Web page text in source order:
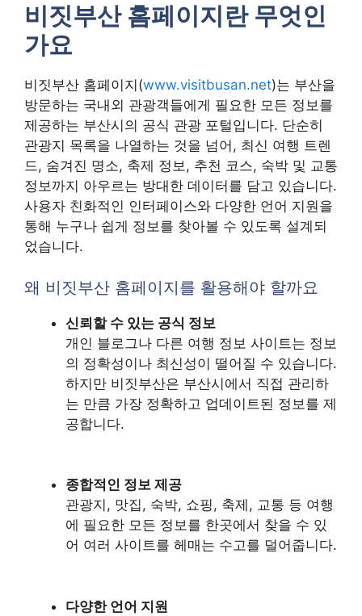
비짓부산 홈페이지란 무엇인
가요
비짓부산 홈페이지(www.visitbusan.net)는 부산을
방문하는 국내외 관광객들에게 필요한 모든 정보를
제공하는 부산시의 공식 관광 포털입니다. 단순히
관광지 목록을 나열하는 것을 넘어, 최신 여행 트렌
드, 숨겨진 명소, 축제 정보, 추천 코스, 숙박 및 교통
정보까지 아우르는 방대한 데이터를 담고 있습니다.
사용자 친화적인 인터페이스와 다양한 언어 지원을
통해 누구나 쉽게 정보를 찾아볼 수 있도록 설계되
었습니다.
왜 비짓부산 홈페이지를 활용해야 할까요
신뢰할 수 있는 공식 정보
개인 블로그나 다른 여행 정보 사이트는 정보
의 정확성이나 최신성이 떨어질 수 있습니다.
하지만 비짓부산은 부산시에서 직접 관리하
는 만큼 가장 정확하고 업데이트된 정보를 제
공합니다.
종합적인 정보 제공
관광지, 맛집, 숙박, 쇼핑, 축제, 교통 등 여행
에 필요한 모든 정보를 한곳에서 찾을 수 있
어 여러 사이트를 헤매는 수고를 덜어줍니다.
다양한 언어 지원